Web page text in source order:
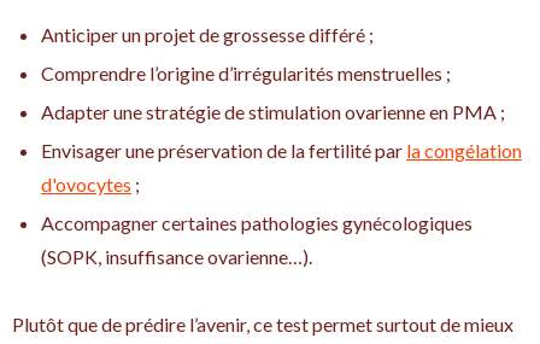
Anticiper un projet de grossesse différé ;
Comprendre l’origine d’irrégularités menstruelles ;
Adapter une stratégie de stimulation ovarienne en PMA ;
Envisager une préservation de la fertilité par la congélation
d'ovocytes ;
Accompagner certaines pathologies gynécologiques
(SOPK, insuffisance ovarienne…).
Plutôt que de prédire l’avenir, ce test permet surtout de mieux